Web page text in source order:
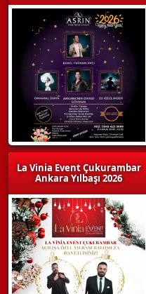
La Vinia Event Çukurambar
Ankara Yılbaşı 2026